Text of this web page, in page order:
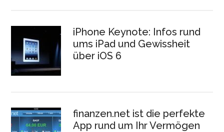
iPhone Keynote: Infos rund
ums iPad und Gewissheit
über iOS 6
finanzen.net ist die perfekte
App rund um Ihr Vermögen